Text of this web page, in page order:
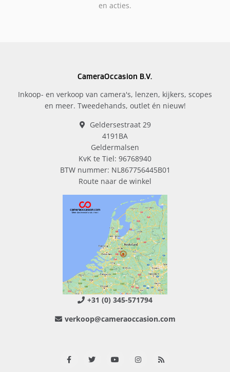
en acties.
CameraOccasion B.V.
Inkoop- en verkoop van camera's, lenzen, kijkers, scopes
en meer. Tweedehands, outlet én nieuw!
Geldersestraat 29
4191BA
Geldermalsen
KvK te Tiel: 96768940
BTW nummer: NL867756445B01
Route naar de winkel
+31 (0) 345-571794
verkoop@cameraoccasion.com